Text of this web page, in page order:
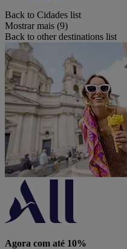
Back to Cidades list
Mostrar mais (9)
Back to other destinations list
Agora com até 10%